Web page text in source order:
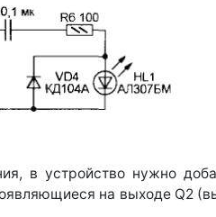
в устройство нужно
на выходе Q2